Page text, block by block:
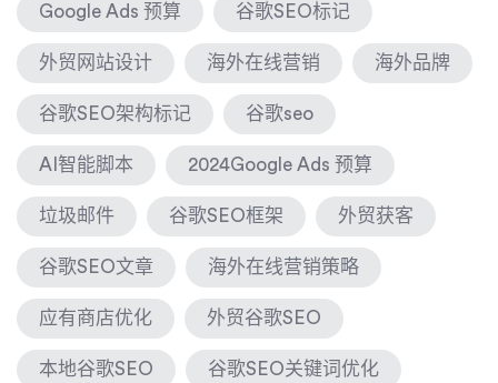
Google Ads 预算 谷歌SEO标记
外贸网站设计 海外在线营销 海外品牌
谷歌SEO架构标记 谷歌seo
AI智能脚本 2024Google Ads 预算
垃圾邮件 谷歌SEO框架 外贸获客
谷歌SEO文章 海外在线营销策略
应有商店优化 外贸谷歌SEO
本地谷歌SEO 谷歌SEO关键词优化